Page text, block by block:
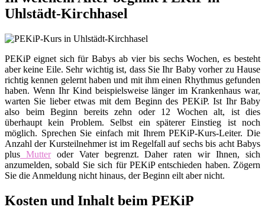
Uhlstädt-Kirchhasel
PEKiP eignet sich für Babys ab vier bis sechs Wochen, es besteht
aber keine Eile. Sehr wichtig ist, dass Sie Ihr Baby vorher zu Hause
richtig kennen gelernt haben und mit ihm einen Rhythmus gefunden
haben. Wenn Ihr Kind beispielsweise länger im Krankenhaus war,
warten Sie lieber etwas mit dem Beginn des PEKiP. Ist Ihr Baby
also beim Beginn bereits zehn oder 12 Wochen alt, ist dies
überhaupt kein Problem. Selbst ein späterer Einstieg ist noch
möglich. Sprechen Sie einfach mit Ihrem PEKiP-Kurs-Leiter. Die
Anzahl der Kursteilnehmer ist im Regelfall auf sechs bis acht Babys
plus Mutteroder Vater begrenzt. Daher raten wir Ihnen, sich
anzumelden, sobald Sie sich für PEKiP entschieden haben. Zögern
Sie die Anmeldung nicht hinaus, der Beginn eilt aber nicht.
Kosten und Inhalt beim PEKiP